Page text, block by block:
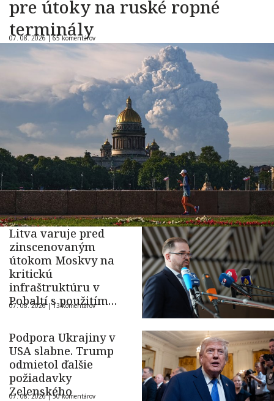
pre útoky na ruské ropné
terminály
07. 08. 2026 |65 komentárov
Litva varuje pred
zinscenovaným
útokom Moskvy na
kritickú
infraštruktúru v
Pobaltí s použitím
ukrajinského dronu
07. 08. 2026 |13 komentárov
Podpora Ukrajiny v
USA slabne. Trump
odmietol ďalšie
požiadavky
Zelenského
07. 08. 2026 |50 komentárov